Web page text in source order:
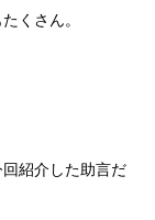
くさん。
紹介した助言だ